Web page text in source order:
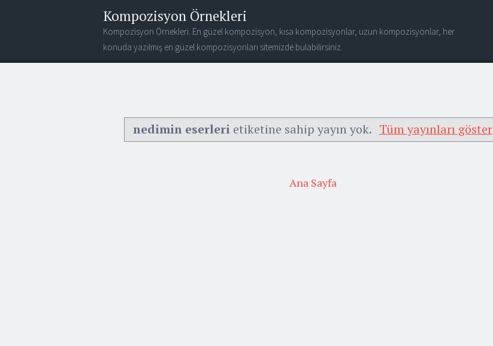
Kompozisyon Örnekleri
Kompozisyon Örnekleri. En güzel kompozisyon, kısa kompozisyonlar, uzun kompozisyonlar, her
konuda yazılmış en güzel kompozisyonları sitemizde bulabilirsiniz.
nedimin eserleri etiketine sahip yayın yok. Tüm yayınları göster
Ana Sayfa